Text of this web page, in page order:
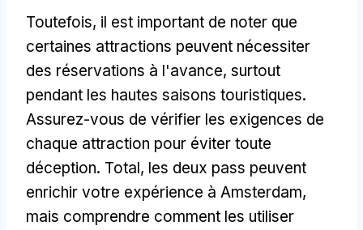
Toutefois, il est important de noter que
certaines attractions peuvent nécessiter
des réservations à l'avance, surtout
pendant les hautes saisons touristiques.
Assurez-vous de vérifier les exigences de
chaque attraction pour éviter toute
déception. Total, les deux pass peuvent
enrichir votre expérience à Amsterdam,
mais comprendre comment les utiliser